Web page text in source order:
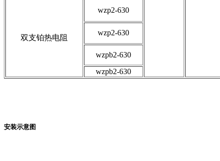
双支铂热电阻
wzp2-630
wzp2-630
wzpb2-630
wzpb2-630
安装示意图